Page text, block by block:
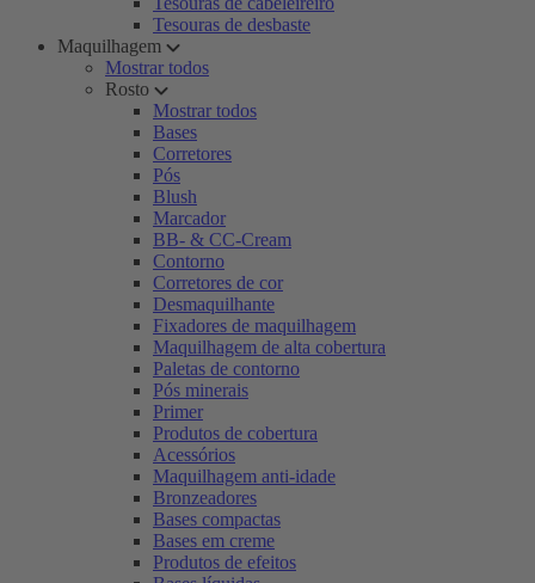
Tesouras de desbaste
Maquilhagem
Mostrar todos
Rosto
Mostrar todos
Bases
Corretores
Pós
Blush
Marcador
BB- & CC-Cream
Contorno
Corretores de cor
Desmaquilhante
Fixadores de maquilhagem
Maquilhagem de alta cobertura
Paletas de contorno
Pós minerais
Primer
Produtos de cobertura
Acessórios
Maquilhagem anti-idade
Bronzeadores
Bases compactas
Bases em creme
Produtos de efeitos